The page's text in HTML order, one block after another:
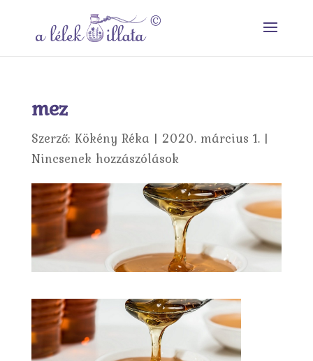
mez
Szerző: Kökény Réka | 2020. március 1.|
Nincsenek hozzászólások